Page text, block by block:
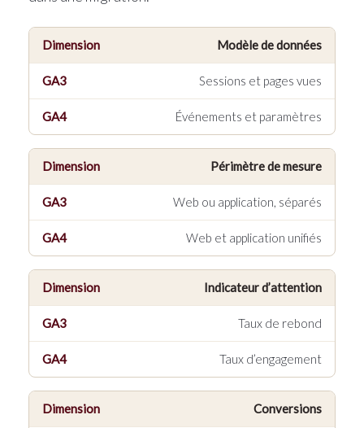
Dimension
Universal Analytics (GA3)
Google Analytics 4 (GA4)
Modèle de données
Sessions et pages vues
Événements et paramètres
Périmètre de mesure
Web ou application, séparés
Web et application unifiés
Indicateur d’attention
Taux de rebond
Taux d’engagement
Conversions